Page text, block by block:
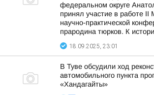
федеральном округе
принял участие в работе
научно-практической
прародина тюрков. К
18.09.2025, 23:01
В Туве обсудили ход
автомобильного пункта
«Хандагайты»